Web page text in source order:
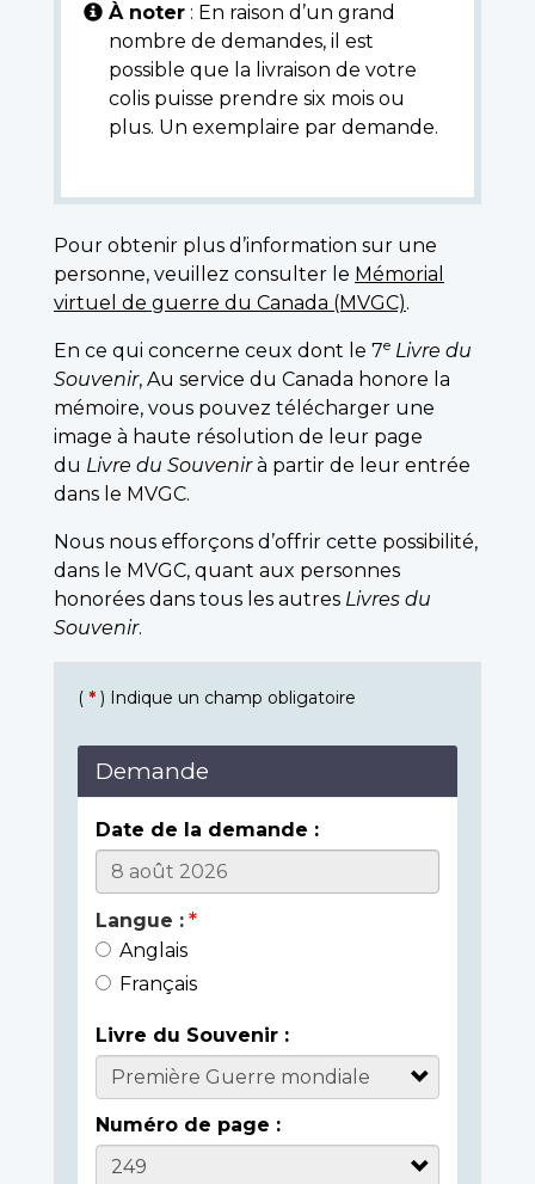
À noter : En raison d’un grand
nombre de demandes, il est
possible que la livraison de votre
colis puisse prendre six mois ou
plus. Un exemplaire par demande.
Pour obtenir plus d’information sur une
personne, veuillez consulter le Mémorial
virtuel de guerre du Canada (MVGC).
En ce qui concerne ceux dont le 7e Livre du
Souvenir, Au service du Canada honore la
mémoire, vous pouvez télécharger une
image à haute résolution de leur page
du Livre du Souvenirà partir de leur entrée
dans le MVGC.
Nous nous efforçons d’offrir cette possibilité,
dans le MVGC, quant aux personnes
honorées dans tous les autres Livres du
Souvenir.
( * ) Indique un champ obligatoire
Demande
Date de la demande :
Langue :
Anglais
Français
Livre du Souvenir :
Numéro de page :